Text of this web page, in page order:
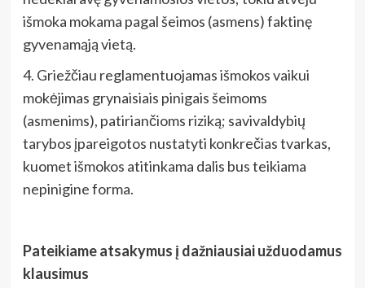
išmoka mokama pagal šeimos (asmens) faktinę
gyvenamąją vietą.
4. Griežčiau reglamentuojamas išmokos vaikui
mokėjimas grynaisiais pinigais šeimoms
(asmenims), patiriančioms riziką; savivaldybių
tarybos įpareigotos nustatyti konkrečias tvarkas,
kuomet išmokos atitinkama dalis bus teikiama
nepinigine forma.
Pateikiame atsakymus į dažniausiai užduodamus
klausimus